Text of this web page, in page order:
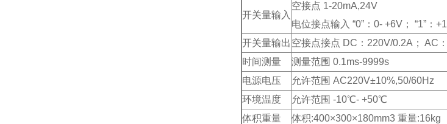
开关量输入
空接点 1-20mA,24V
电位接点输入 “0”：0- +6V； “1”：
开关量输出 空接点接点 DC：220V/0.2A； AC
时间测量
测量范围 0.1ms-9999s
电源电压
允许范围 AC220V±10%,50/60Hz
环境温度
允许范围 -10℃- +50℃
体积重量
体积:400×300×180mm3 重量:16kg